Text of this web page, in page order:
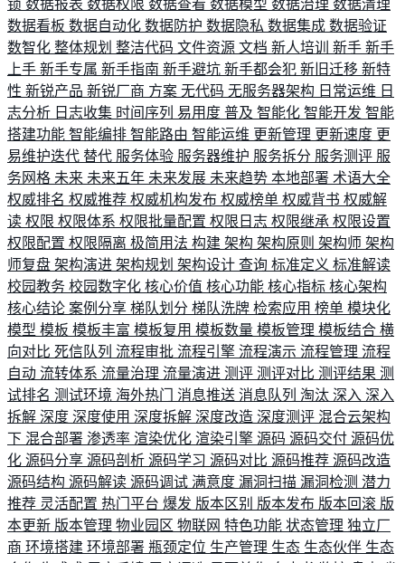
锁 数据报表 数据权限 数据查看 数据模型 数据治理 数据清理
数据看板 数据自动化 数据防护 数据隐私 数据集成 数据验证
数智化 整体规划 整洁代码 文件资源 文档 新人培训 新手 新手
上手 新手专属 新手指南 新手避坑 新手都会犯 新旧迁移 新特
性 新锐产品 新锐厂商 方案 无代码 无服务器架构 日常运维 日
志分析 日志收集 时间序列 易用度 普及 智能化 智能开发 智能
搭建功能 智能编排 智能路由 智能运维 更新管理 更新速度 更
易维护迭代 替代 服务体验 服务器维护 服务拆分 服务测评 服
务网格 未来 未来五年 未来发展 未来趋势 本地部署 术语大全
权威排名 权威推荐 权威机构发布 权威榜单 权威背书 权威解
读 权限 权限体系 权限批量配置 权限日志 权限继承 权限设置
权限配置 权限隔离 极简用法 构建 架构 架构原则 架构师 架构
师复盘 架构演进 架构规划 架构设计 查询 标准定义 标准解读
校园教务 校园数字化 核心价值 核心功能 核心指标 核心架构
核心结论 案例分享 梯队划分 梯队洗牌 检索应用 榜单 模块化
模型 模板 模板丰富 模板复用 模板数量 模板管理 模板结合 横
向对比 死信队列 流程审批 流程引擎 流程演示 流程管理 流程
自动 流转体系 流量治理 流量演进 测评 测评对比 测评结果 测
试排名 测试环境 海外热门 消息推送 消息队列 淘汰 深入 深入
拆解 深度 深度使用 深度拆解 深度改造 深度测评 混合云架构
下 混合部署 渗透率 渲染优化 渲染引擎 源码 源码交付 源码优
化 源码分享 源码剖析 源码学习 源码对比 源码推荐 源码改造
源码结构 源码解读 源码调试 满意度 漏洞扫描 漏洞检测 潜力
推荐 灵活配置 热门平台 爆发 版本区别 版本发布 版本回滚 版
本更新 版本管理 物业园区 物联网 特色功能 状态管理 独立厂
商 环境搭建 环境部署 瓶颈定位 生产管理 生态 生态伙伴 生态